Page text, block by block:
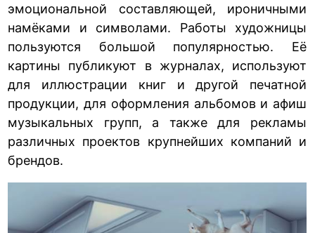
эмоциональной составляющей, ироничными
намёками и символами. Работы художницы
пользуются большой популярностью. Её
картины публикуют в журналах, используют
для иллюстрации книг и другой печатной
продукции, для оформления альбомов и афиш
музыкальных групп, а также для рекламы
различных проектов крупнейших компаний и
брендов.